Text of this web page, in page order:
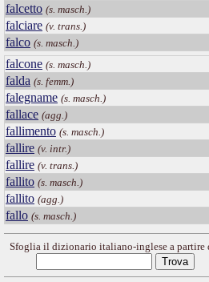
falcetto (s. masch.)
falciare (v. trans.)
falco (s. masch.)
falcone (s. masch.)
falda (s. femm.)
falegname (s. masch.)
fallace (agg.)
fallimento (s. masch.)
fallire (v. intr.)
fallire (v. trans.)
fallito (s. masch.)
fallito (agg.)
fallo (s. masch.)
Sfoglia il dizionario italiano-inglese a partire